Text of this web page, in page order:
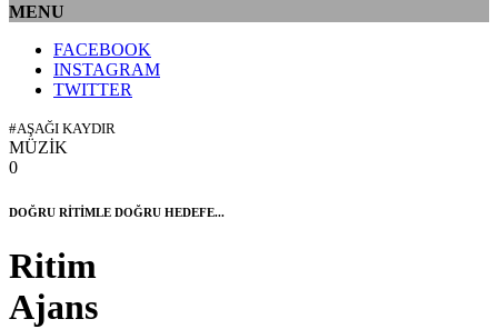
MENU
FACEBOOK
INSTAGRAM
TWITTER
#AŞAĞI KAYDIR
MÜZİK
0
DOĞRU RİTİMLE DOĞRU HEDEFE...
Ritim
Ajans